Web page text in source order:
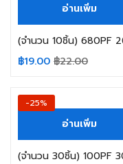
อ่านเพิ่ม
฿19.00 ฿22.00
-25%
อ่านเพิ่ม